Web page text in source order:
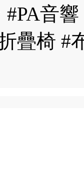
音
疊椅 #